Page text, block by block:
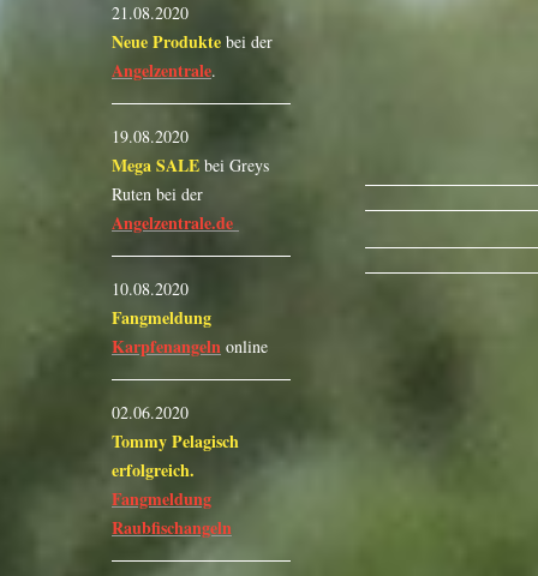
21.08.2020
Neue Produkte bei der
Angelzentrale.
19.08.2020
Mega SALE bei Greys
Ruten bei der
Angelzentrale.de
10.08.2020
Fangmeldung
Karpfenangeln online
02.06.2020
Tommy Pelagisch
erfolgreich.
Fangmeldung
Raubfischangeln